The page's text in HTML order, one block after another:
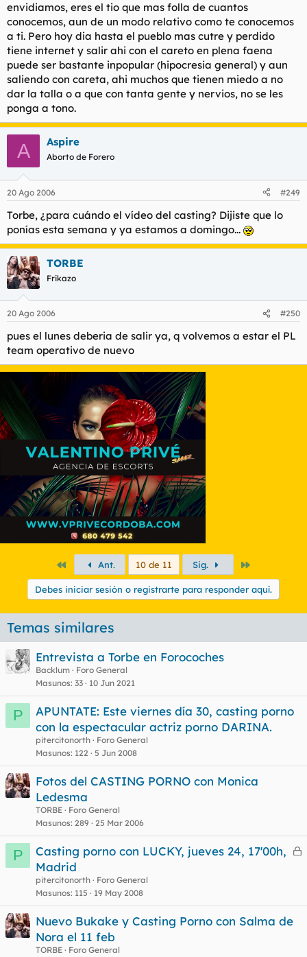
envidiamos, eres el tio que mas folla de cuantos
conocemos, aun de un modo relativo como te conocemos
a ti. Pero hoy dia hasta el pueblo mas cutre y perdido
tiene internet y salir ahi con el careto en plena faena
puede ser bastante inpopular (hipocresia general) y aun
saliendo con careta, ahi muchos que tienen miedo a no
dar la talla o a que con tanta gente y nervios, no se les
ponga a tono.
A Aspire
Aborto de Forero
20 Ago 2006 #249
Torbe, ¿para cuándo el vídeo del casting? Dijiste que lo
ponías esta semana y ya estamos a domingo...
TORBE
Frikazo
20 Ago 2006 #250
pues el lunes deberia de salir ya, q volvemos a estar el PL
team operativo de nuevo
PrimeroAnt. 10 de 11 Sig.
Debes iniciar sesión o registrarte para responder aquí.
Temas similares
Entrevista a Torbe en Forocoches
Backlum
Foro General
Masunos 33 10 Jun 2021
P
APUNTATE: Este viernes día 30, casting porno
con la espectacular actriz porno DARINA.
pitercitonorth
Foro General
Masunos 122 5 Jun 2008
Fotos del CASTING PORNO con Monica
Ledesma
TORBE
Foro General
Masunos 289 25 Mar 2006
P
C
a
Casting porno con LUCKY, jueves 24, 17'00h,
Madrid
pitercitonorth
Foro General
Masunos 115 19 May 2008
Nuevo Bukake y Casting Porno con Salma de
Nora el 11 feb
TORBE
Foro General